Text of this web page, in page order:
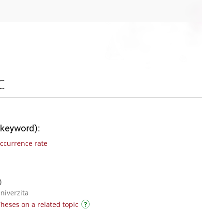
rate
on a related topic